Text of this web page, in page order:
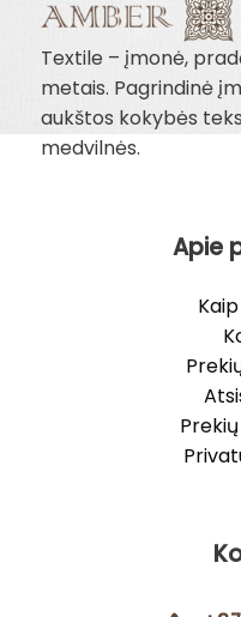
Textile – įmonė,
metais. Pagrindinė
aukštos kokybės
medvilnės.
Apie